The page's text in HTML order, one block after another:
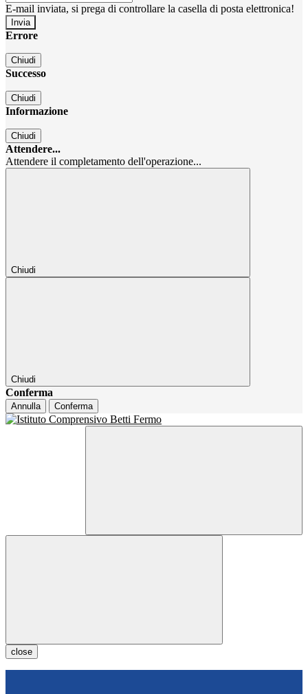
E-mail inviata, si prega di controllare la casella di posta elettronica!
Errore
Chiudi
Successo
Chiudi
Informazione
Chiudi
Attendere...
Attendere il completamento dell'operazione...
Chiudi
Chiudi
Conferma
Annulla Conferma
close